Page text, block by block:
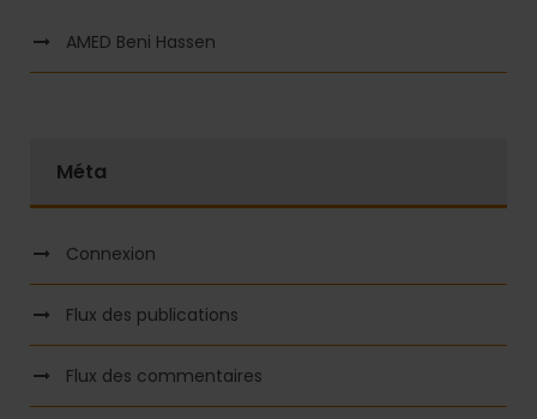
AMED Beni Hassen
Méta
Connexion
Flux des publications
Flux des commentaires